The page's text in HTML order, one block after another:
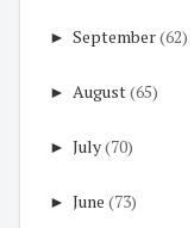
► September(62)
► August(65)
► July(70)
► June (73)